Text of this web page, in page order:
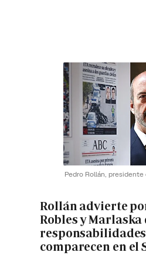
Pedro Rollán, presidente
Rollán advierte
Robles y
comparecen en el